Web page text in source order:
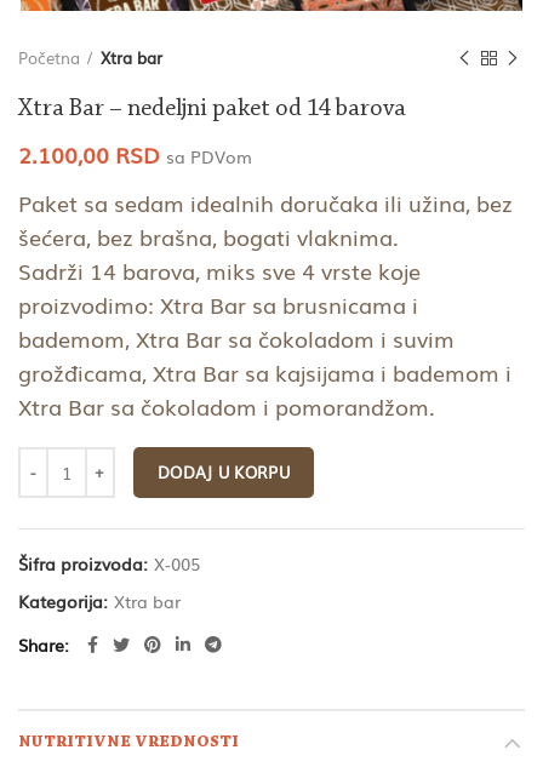
Početna Xtra bar
Xtra Bar – nedeljni paket od 14 barova
2.100,00 RSD sa PDVom
Paket sa sedam idealnih doručaka ili užina, bez
šećera, bez brašna, bogati vlaknima.
Sadrži 14 barova, miks sve 4 vrste koje
proizvodimo: Xtra Bar sa brusnicama i
bademom, Xtra Bar sa čokoladom i suvim
grožđicama, Xtra Bar sa kajsijama i bademom i
Xtra Bar sa čokoladom i pomorandžom.
DODAJ U KORPU
Šifra proizvoda: X-005
Kategorija: Xtra bar
Share
NUTRITIVNE VREDNOSTI